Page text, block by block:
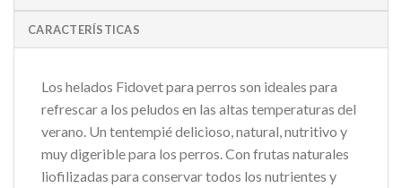
CARACTERÍSTICAS
Los helados Fidovet para perros son ideales para
refrescar a los peludos en las altas temperaturas del
verano. Un tentempié delicioso, natural, nutritivo y
muy digerible para los perros. Con frutas naturales
liofilizadas para conservar todos los nutrientes y